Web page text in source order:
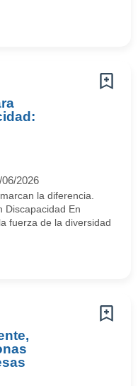
06/2026
la diferencia.
Discapacidad En
fuerza de la diversidad